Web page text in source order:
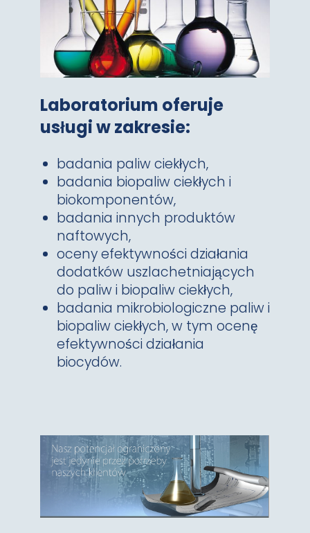
Laboratorium oferuje
usługi w zakresie:
badania paliw ciekłych,
badania biopaliw ciekłych i
biokomponentów,
badania innych produktów
naftowych,
oceny efektywności działania
dodatków uszlachetniających
do paliw i biopaliw ciekłych,
badania mikrobiologiczne paliw i
biopaliw ciekłych, w tym ocenę
efektywności działania
biocydów.